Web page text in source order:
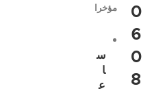
0
6
0
8
مؤخرا
س
ا
ع